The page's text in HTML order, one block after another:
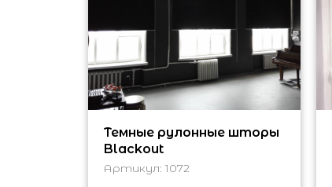
Темные рулонные шторы
Blackout
Артикул: 1072